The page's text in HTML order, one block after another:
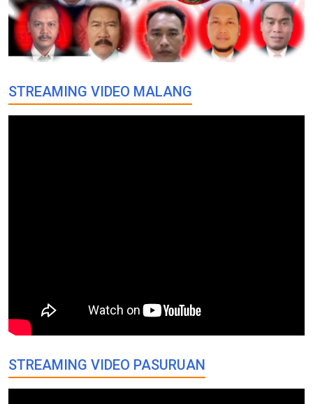
STREAMING VIDEO MALANG
STREAMING VIDEO PASURUAN